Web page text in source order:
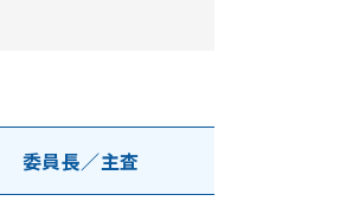
委員長／主査